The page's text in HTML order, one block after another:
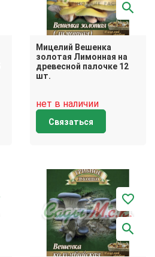
Мицелий Вешенка
золотая Лимонная на
древесной палочке 12
шт.
нет в наличии
Связаться